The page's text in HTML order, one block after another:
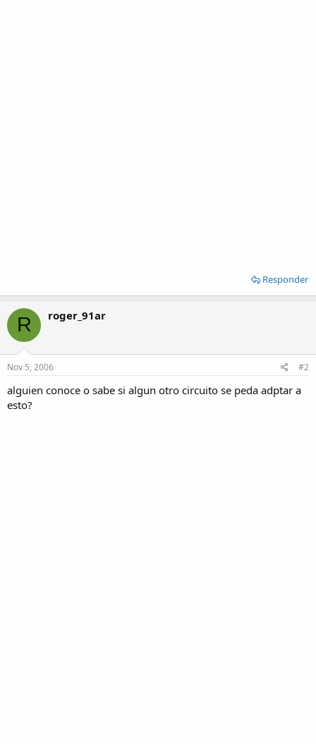
Responder
R roger_91ar
Nov 5, 2006 #2
alguien conoce o sabe si algun otro circuito se peda adptar a
esto?